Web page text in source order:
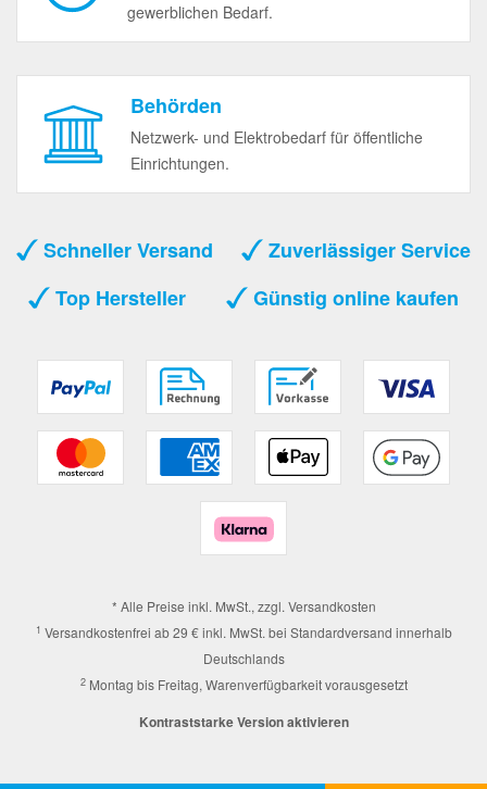
gewerblichen Bedarf.
Behörden
Netzwerk- und Elektrobedarf für öffentliche
Einrichtungen.
Schneller Versand
Zuverlässiger Service
Top Hersteller
Günstig online kaufen
* Alle Preise inkl. MwSt., zzgl. Versandkosten
1 Versandkostenfrei ab 29 € inkl. MwSt. bei Standardversand innerhalb
Deutschlands
2Montag bis Freitag, Warenverfügbarkeit vorausgesetzt
Kontraststarke Version aktivieren